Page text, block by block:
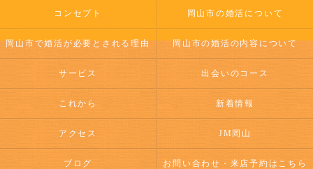
コンセプト 岡山市の婚活について
岡山市で婚活が必要とされる理由 岡山市の婚活の内容について
サービス 出会いのコース
これから 新着情報
アクセス JM岡山
ブログ お問い合わせ・来店予約はこちら